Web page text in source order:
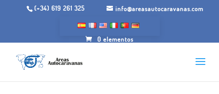
(+34) 619 261 325 info@areasautocaravanas.com
0 elementos
Valencia.